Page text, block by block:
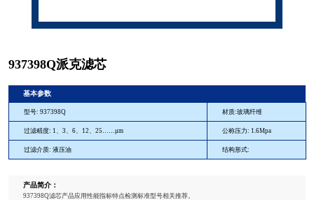
937398Q派克滤芯
基本参数
型号: 937398Q 材质:玻璃纤维
过滤精度: 1、3、6、12、25……μm 公称压力: 1.6Mpa
过滤介质: 液压油 结构形式:
产品简介：
937398Q滤芯产品应用性能指标特点检测标准型号相关推荐。